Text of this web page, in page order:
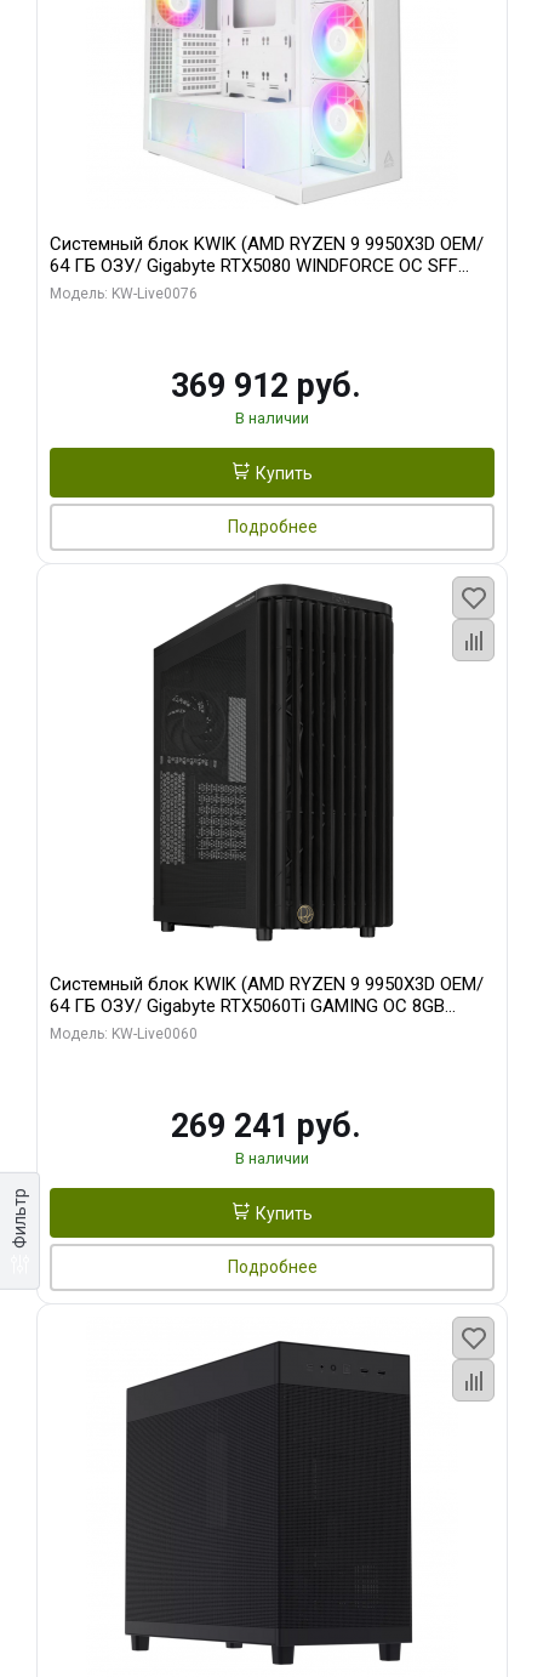
Фильтр
Системный блок KWIK (AMD RYZEN 9 9950X3D OEM/
64 ГБ ОЗУ/ Gigabyte RTX5080 WINDFORCE OC SFF
16GB GDDR7 256bit / 960 ГБ SSD)
Модель: KW-Live0076
369 912 руб.
В наличии
Купить
Подробнее
Системный блок KWIK (AMD RYZEN 9 9950X3D OEM/
64 ГБ ОЗУ/ Gigabyte RTX5060Ti GAMING OC 8GB
GDDR7 128bit 3xDP H/ 1 ТБ SSD)
Модель: KW-Live0060
269 241 руб.
В наличии
Купить
Подробнее